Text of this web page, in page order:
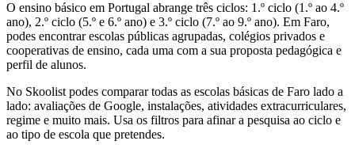
O ensino básico em Portugal abrange três ciclos: 1.º ciclo (1.º ao 4.º
ano), 2.º ciclo (5.º e 6.º ano) e 3.º ciclo (7.º ao 9.º ano). Em Faro,
podes encontrar escolas públicas agrupadas, colégios privados e
cooperativas de ensino, cada uma com a sua proposta pedagógica e
perfil de alunos.
No Skoolist podes comparar todas as escolas básicas de Faro lado a
lado: avaliações de Google, instalações, atividades extracurriculares,
regime e muito mais. Usa os filtros para afinar a pesquisa ao ciclo e
ao tipo de escola que pretendes.